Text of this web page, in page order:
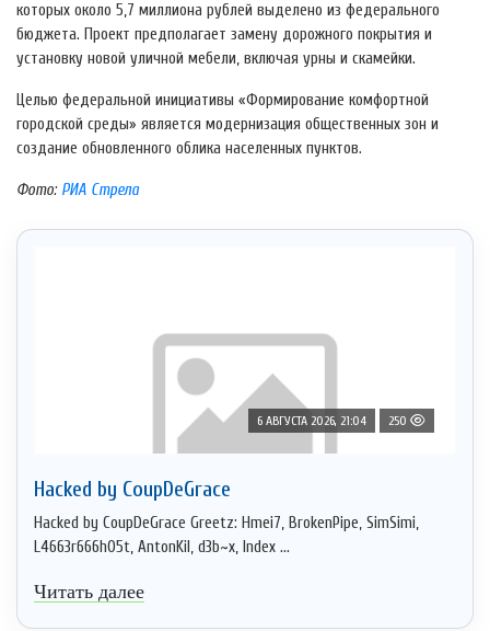
которых около 5,7 миллиона рублей выделено из федерального
бюджета. Проект предполагает замену дорожного покрытия и
установку новой уличной мебели, включая урны и скамейки.
Целью федеральной инициативы «Формирование комфортной
городской среды» является модернизация общественных зон и
создание обновленного облика населенных пунктов.
Фото: РИА Стрела
6 АВГУСТА 2026, 21:04 250
Hacked by CoupDeGrace
Hacked by CoupDeGrace Greetz: Hmei7, BrokenPipe, SimSimi,
L4663r666h05t, AntonKil, d3b~x, Index ...
Читать далее